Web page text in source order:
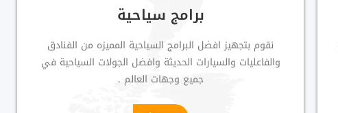
برامج سياحية
نقوم بتجهيز افضل البرامج السياحية المميزه من الفنادق
والفاعليات والسيارات الحديثة وافضل الجولات السياحية في
جميع وجهات العالم .